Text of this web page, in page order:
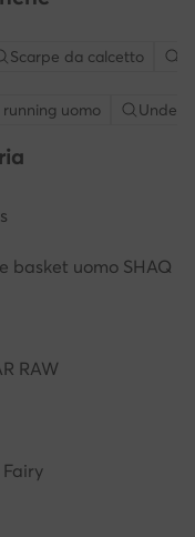
Scarpe da calcetto
uomo Under
basket uomo SHAQ
RAW